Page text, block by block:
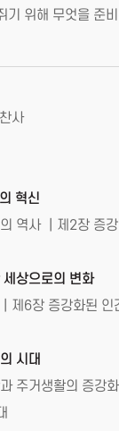
기 위해 무엇을 준
사
혁신
역사 ｜제2장 증
상으로의 변화
제6장 증강화된 인
시대
주거생활의 증강